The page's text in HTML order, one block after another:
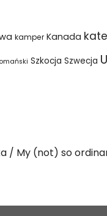
kamper Kanada
Szkocja Szwecja
My (not) so